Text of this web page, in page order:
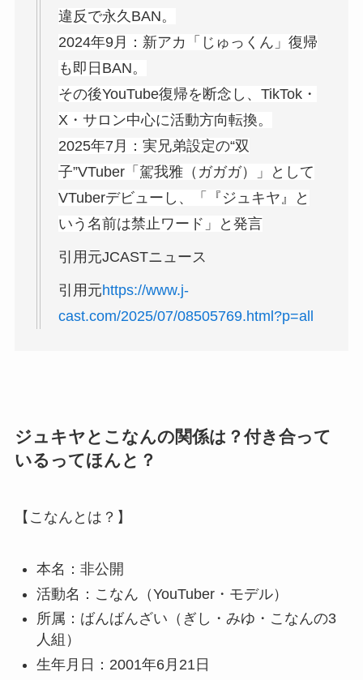
違反で永久BAN。
2024年9月：新アカ「じゅっくん」復帰
も即日BAN。
その後YouTube復帰を断念し、TikTok・
X・サロン中心に活動方向転換。
2025年7月：実兄弟設定の“双
子”VTuber「駕我雅（ガガガ）」として
VTuberデビューし、「『ジュキヤ』と
いう名前は禁止ワード」と発言
引用元JCASTニュース
引用元https://www.j-
cast.com/2025/07/08505769.html?p=all
ジュキヤとこなんの関係は？付き合って
いるってほんと？
【こなんとは？】
本名：非公開
活動名：こなん（YouTuber・モデル）
所属：ばんばんざい（ぎし・みゆ・こなんの3
人組）
生年月日：2001年6月21日